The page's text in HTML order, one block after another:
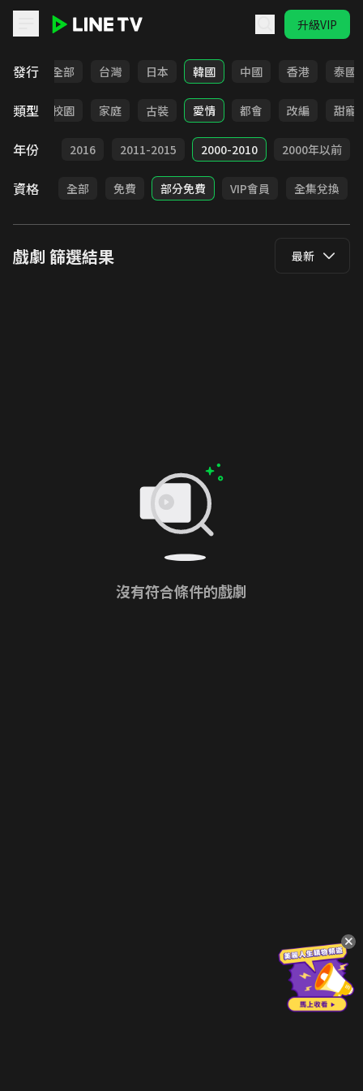
升級VIP
發行 全部 台灣 日本 韓國 中國 香港 泰國
類型
職場 校園 家庭 古裝 愛情 都會 改編 甜寵
年份
2017 2016 2011-2015 2000-2010 2000年以前
資格 全部 免費 部分免費 VIP會員 全集兌換
戲劇 篩選結果 最新
沒有符合條件的戲劇